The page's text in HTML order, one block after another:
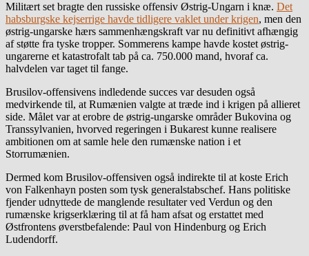
Militært set bragte den russiske offensiv Østrig-Ungarn i knæ. Det
habsburgske kejserrige havde tidligere vaklet under krigen, men den
østrig-ungarske hærs sammenhængskraft var nu definitivt afhængig
af støtte fra tyske tropper. Sommerens kampe havde kostet østrig-
ungarerne et katastrofalt tab på ca. 750.000 mand, hvoraf ca.
halvdelen var taget til fange.
Brusilov-offensivens indledende succes var desuden også
medvirkende til, at Rumænien valgte at træde ind i krigen på allieret
side. Målet var at erobre de østrig-ungarske områder Bukovina og
Transsylvanien, hvorved regeringen i Bukarest kunne realisere
ambitionen om at samle hele den rumænske nation i et
Storrumænien.
Dermed kom Brusilov-offensiven også indirekte til at koste Erich
von Falkenhayn posten som tysk generalstabschef. Hans politiske
fjender udnyttede de manglende resultater ved Verdun og den
rumænske krigserklæring til at få ham afsat og erstattet med
Østfrontens øverstbefalende: Paul von Hindenburg og Erich
Ludendorff.